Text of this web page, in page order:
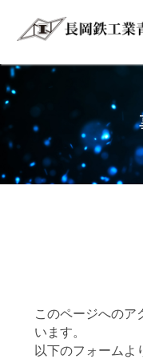
このページへのア
います。
以下のフォームよ